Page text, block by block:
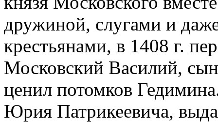
дружиной, слугами и
крестьянами, в 1408 г.
Московский Василий,
ценил потомков
Юрия Патрикеевича,